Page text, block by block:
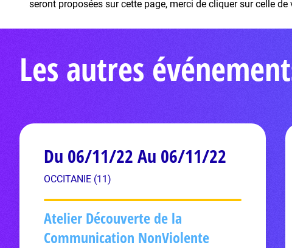
seront proposées sur cette page, merci de cliquer sur celle de
Les autres
Du 06/11/22 Au 06/11/22
OCCITANIE (11)
Atelier Découverte de la
Communication NonViolente